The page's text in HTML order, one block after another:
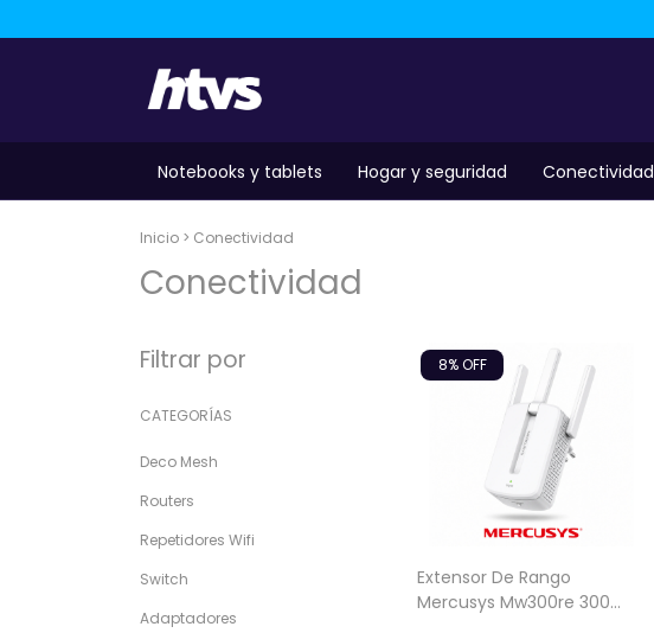
Notebooks y tablets Hogar y seguridad Conectividad
Inicio > Conectividad
Conectividad
Filtrar por
CATEGORÍAS
Deco Mesh
Routers
Repetidores Wifi
Switch
Adaptadores
Extensor De Rango
Mercusys Mw300re 300
8% OFF